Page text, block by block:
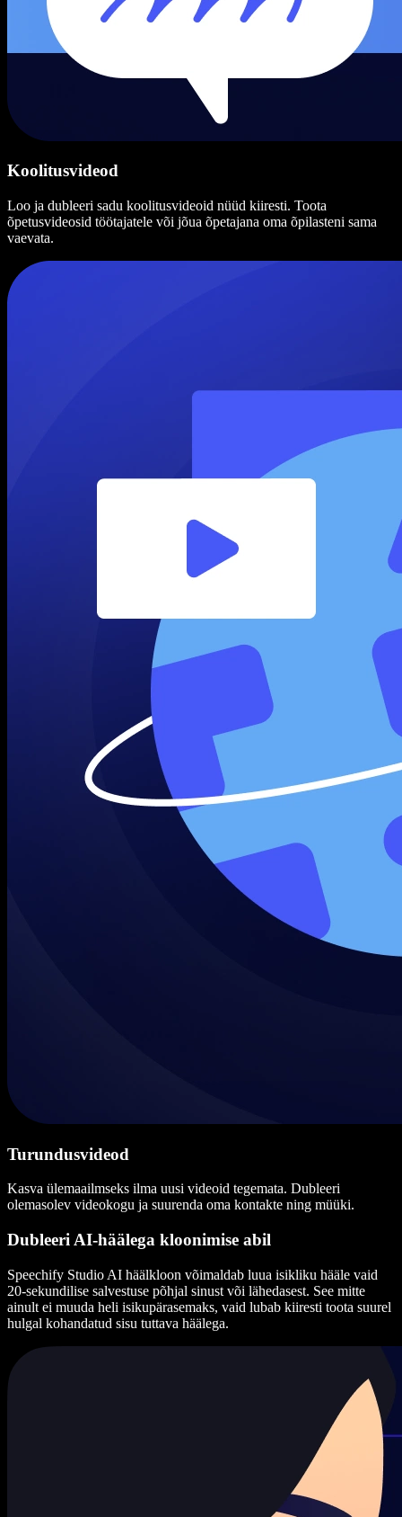
Koolitusvideod
Loo ja dubleeri sadu koolitusvideoid nüüd kiiresti. Toota
õpetusvideosid töötajatele või jõua õpetajana oma õpilasteni sama
vaevata.
Turundusvideod
Kasva ülemaailmseks ilma uusi videoid tegemata. Dubleeri
olemasolev videokogu ja suurenda oma kontakte ning müüki.
Dubleeri AI-häälega kloonimise abil
Speechify Studio AI häälkloon võimaldab luua isikliku hääle vaid
20-sekundilise salvestuse põhjal sinust või lähedasest. See mitte
ainult ei muuda heli isikupärasemaks, vaid lubab kiiresti toota suurel
hulgal kohandatud sisu tuttava häälega.